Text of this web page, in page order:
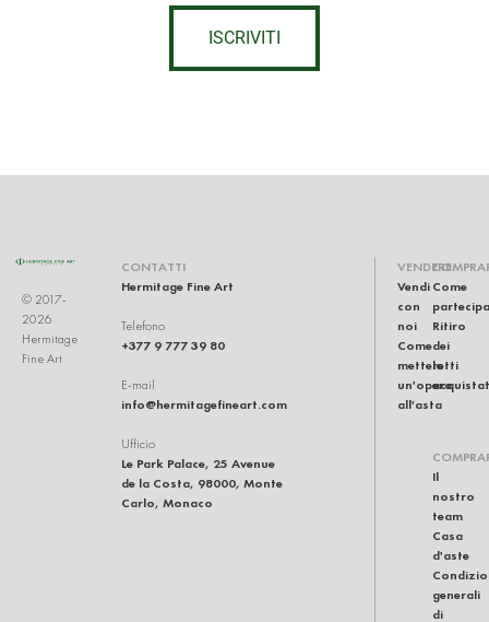
ISCRIVITI
© 2017-
2026
Hermitage
Fine Art
CONTATTI
Hermitage Fine Art
Telefono
+377 9 777 39 80
E-mail
info@hermitagefineart.com
Ufficio
Le Park Palace, 25 Avenue
de la Costa, 98000, Monte
Carlo, Monaco
VENDERE
Vendi
con
noi
Come
mettere
un'opera
all'asta
Come
Ritiro
dei
lotti
Il
nostro
team
Casa
d'aste
generali
di